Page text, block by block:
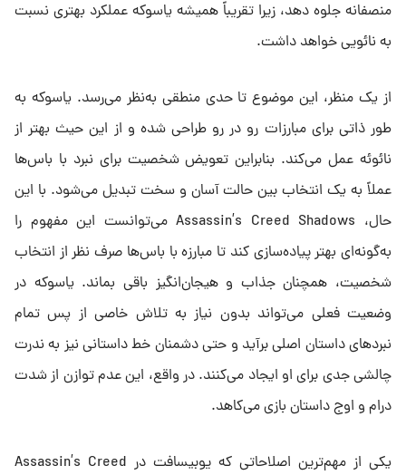
منصفانه جلوه دهد، زیرا تقریباً همیشه یاسوکه عملکرد بهتری نسبت
به نائویی خواهد داشت.
از یک منظر، این موضوع تا حدی منطقی به‌نظر می‌رسد. یاسوکه به
طور ذاتی برای مبارزات رو در رو طراحی شده و از این حیث بهتر از
نائوئه عمل می‌کند. بنابراین تعویض شخصیت برای نبرد با باس‌‌ها
عملاً به یک انتخاب بین حالت آسان و سخت تبدیل می‌شود. با این
حال، Assassin’s Creed Shadows می‌توانست این مفهوم را
به‌گونه‌ای بهتر پیاده‌سازی کند تا مبارزه با باس‌ها صرف‌ نظر از انتخاب
شخصیت، همچنان جذاب و هیجان‌انگیز باقی بماند. یاسوکه در
وضعیت فعلی می‌تواند بدون نیاز به تلاش خاصی از پس تمام
نبردهای داستان اصلی برآید و حتی دشمنان خط داستانی نیز به ندرت
چالشی جدی برای او ایجاد می‌کنند. در واقع، این عدم توازن از شدت
درام و اوج داستان بازی می‌کاهد.
یکی از مهم‌ترین اصلاحاتی که یوبیسافت در Assassin’s Creed